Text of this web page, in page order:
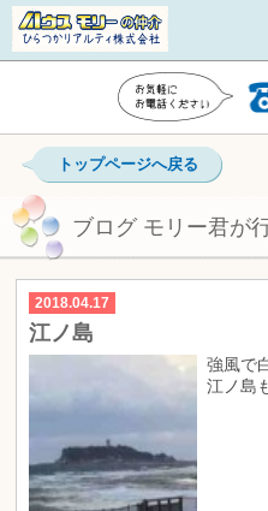
トップページへ戻る
ブログ モリー君が
2018.04.17
江ノ島
強風で
江ノ島